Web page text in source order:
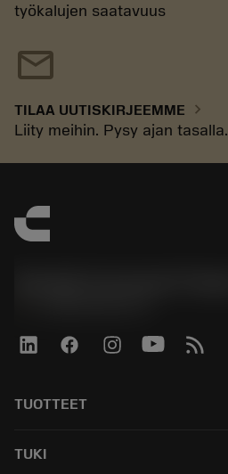
työkalujen saatavuus
mail
TILAA UUTISKIRJEEMME chevron_right
Liity meihin. Pysy ajan tasalla.
TUOTTEET
ซอฟต์แวร์ทั้งหมด
TUKI